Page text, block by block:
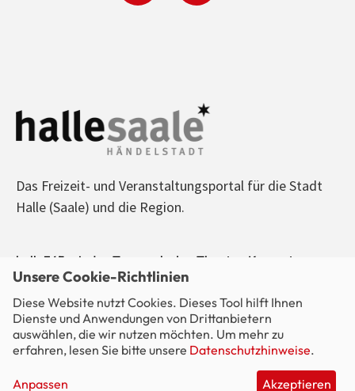
Das Freizeit- und Veranstaltungsportal für die Stadt
Halle (Saale) und die Region.
halle365 - Jeden Tag was los! - Theater, Konzerte,
Sport, Kino, Ausstellungen, Freizeit, Party - alle
Veranstaltungen im Blick.
Unsere Cookie-Richtlinien
Diese Website nutzt Cookies. Dieses Tool hilft Ihnen
Dienste und Anwendungen von Drittanbietern
auswählen, die wir nutzen möchten. Um mehr zu
erfahren, lesen Sie bitte unsere Datenschutzhinweise.
Anpassen Akzeptieren